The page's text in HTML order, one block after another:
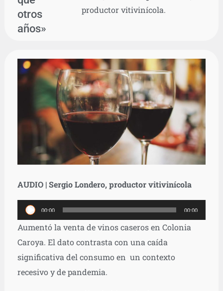
otros
años»
productor vitivinícola.
AUDIO | Sergio Londero, productor vitivinícola
Reproductor
de
00:00 00:00
Aumentó la venta de vinos caseros en Colonia
Caroya. El dato contrasta con una caída
significativa del consumo en un contexto
recesivo y de pandemia.